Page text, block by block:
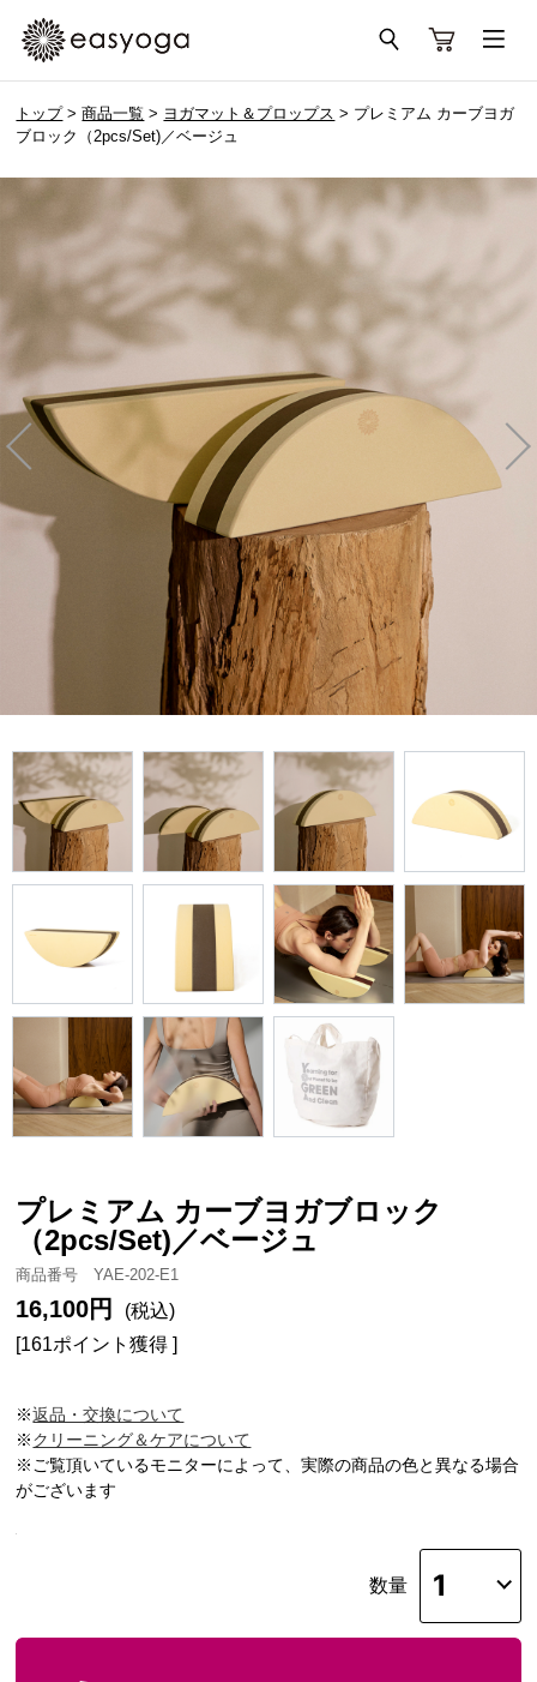
トップ>商品一覧 > ヨガマット＆プロップス > プレミアム カーブヨガ
ブロック（2pcs/Set)／ベージュ
プレミアム カーブヨガブロック
（2pcs/Set)／ベージュ
商品番号 YAE-202-E1
16,100円
(税込)
[161ポイント獲得 ]
※返品・交換について
※クリーニング＆ケアについて
※ご覧頂いているモニターによって、実際の商品の色と異なる場合
がございます
数量